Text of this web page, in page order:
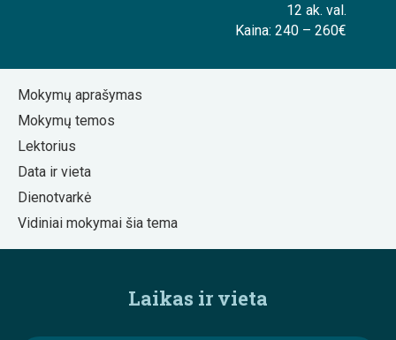
12 ak. val.
Kaina: 240 – 260€
Mokymų aprašymas
Mokymų temos
Lektorius
Data ir vieta
Dienotvarkė
Vidiniai mokymai šia tema
Laikas ir vieta